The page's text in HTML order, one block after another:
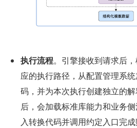
执行流程。引擎接收到请求后
应的执行路径，从配置管理系
码，并为本次执行创建独立的
后，会加载标准库能力和业务
入转换代码并调用约定入口完